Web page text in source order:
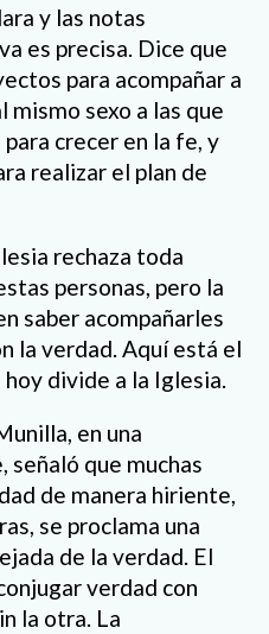
y las notas
es precisa. Dice que
para acompañar a
mismo sexo a las que
crecer en la fe, y
realizar el plan de
rechaza toda
personas, pero la
saber acompañarles
la verdad. Aquí está el
divide a la Iglesia.
en una
señaló que muchas
de manera hiriente,
se proclama una
de la verdad. El
verdad con
la otra. La